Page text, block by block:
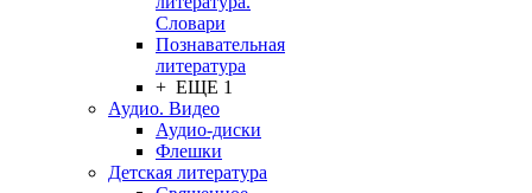
Словари
Познавательная
литература
+ ЕЩЕ 1
Аудио. Видео
Аудио-диски
Флешки
Детская литература